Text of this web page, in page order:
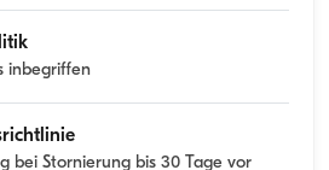
inbegriffen
bei Stornierung bis 30 Tage vor